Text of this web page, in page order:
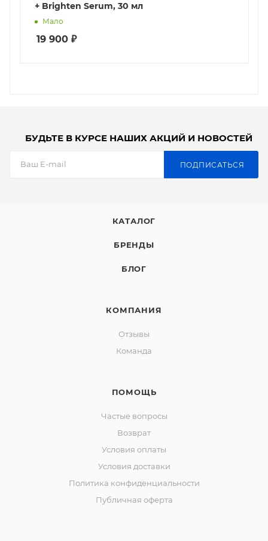
+ Brighten Serum, 30 мл
Мало
19 900 ₽
БУДЬТЕ В КУРСЕ НАШИХ АКЦИЙ И НОВОСТЕЙ
ПОДПИСАТЬСЯ
КАТАЛОГ
БРЕНДЫ
БЛОГ
КОМПАНИЯ
Отзывы
Команда
ПОМОЩЬ
Частые вопросы
Возврат
Условия оплаты
Условия доставки
Политика конфиденциальности
Публичная оферта